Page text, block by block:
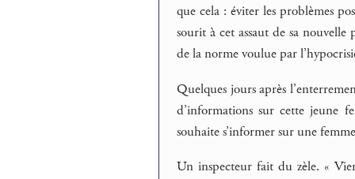
que cela : éviter les problèmes
sourit à cet assaut de sa
de la norme voulue par
Quelques jours après
d’informations sur cette jeune
souhaite s’informer sur une
Un inspecteur fait du zèle. «